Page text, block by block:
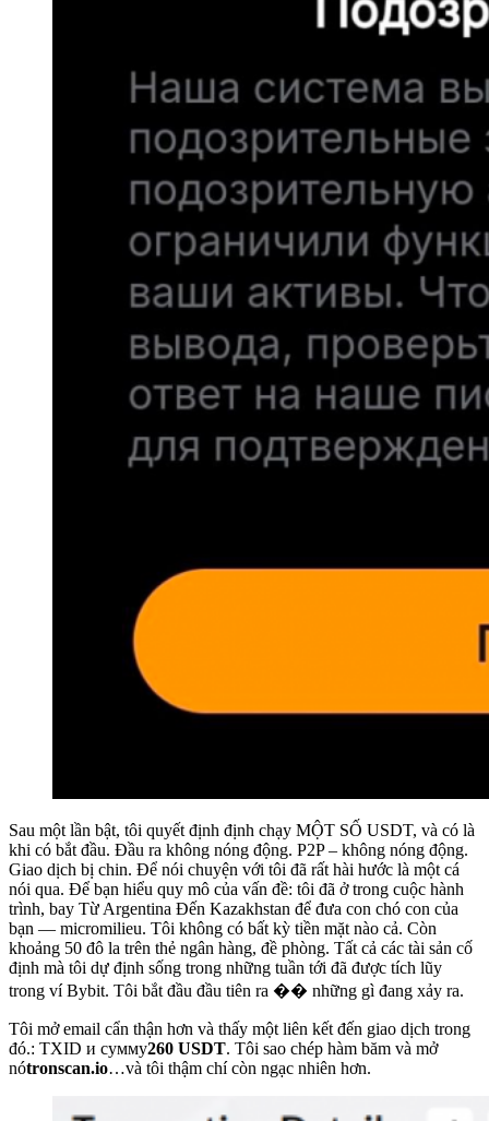
Sau một lần bật, tôi quyết định định chạy MỘT SỐ USDT, và có là
khi có bắt đầu. Đầu ra không nóng động. P2P – không nóng động.
Giao dịch bị chin. Để nói chuyện với tôi đã rất hài hước là một cá
nói qua. Để bạn hiểu quy mô của vấn đề: tôi đã ở trong cuộc hành
trình, bay Từ Argentina Đến Kazakhstan để đưa con chó con của
bạn — micromilieu. Tôi không có bất kỳ tiền mặt nào cả. Còn
khoảng 50 đô la trên thẻ ngân hàng, đề phòng. Tất cả các tài sản cố
định mà tôi dự định sống trong những tuần tới đã được tích lũy
trong ví Bybit. Tôi bắt đầu đầu tiên ra �� những gì đang xảy ra.
Tôi mở email cẩn thận hơn và thấy một liên kết đến giao dịch trong
đó.: TXID и сумму260 USDT. Tôi sao chép hàm băm và mở
nótronscan.io…và tôi thậm chí còn ngạc nhiên hơn.